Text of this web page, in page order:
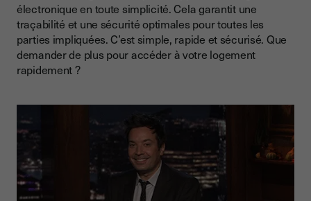
électronique en toute simplicité. Cela garantit une
traçabilité et une sécurité optimales pour toutes les
parties impliquées. C’est simple, rapide et sécurisé. Que
demander de plus pour accéder à votre logement
rapidement ?